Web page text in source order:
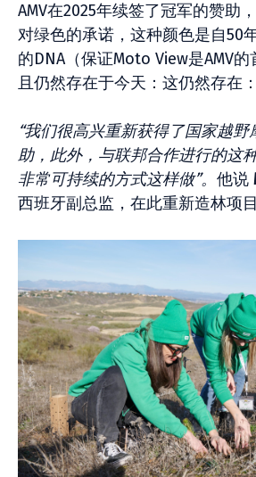
AMV在2025年续签了冠军的赞助
对绿色的承诺，这种颜色是自50
的DNA（保证Moto View是AMV
且仍然存在于今天：这仍然存在
“我们很高兴重新获得了国家越
助，此外，与联邦合作进行的这
非常可持续的方式这样做”。 他说
西班牙副总监，在此重新造林项目